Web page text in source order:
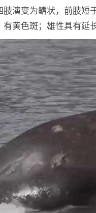
肢演变为鳍状，前肢短
有黄色斑；雄性具有延